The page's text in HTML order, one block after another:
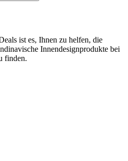
ist es, Ihnen zu helfen, die
Innendesignprodukte bei
finden.